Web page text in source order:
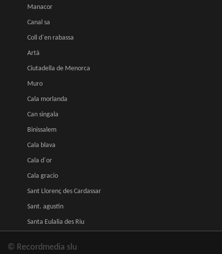
Manacor
Canal sa
Coll d´en rabassa
Artà
Ciutadella de Menorca
Muro
Cala morlanda
Can singala
Binissalem
Cala blava
Cala d´or
Cala gracio
Sant Llorenç des Cardassar
Sant. agustin
Santa Eulalia des Riu
© Recordmedia slu